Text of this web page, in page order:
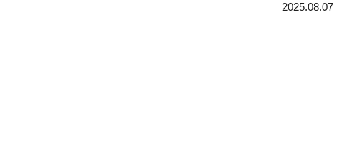
2025.08.07